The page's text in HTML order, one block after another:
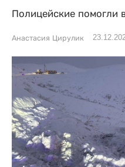
Полицейские помогли
Анастасия Цирулик